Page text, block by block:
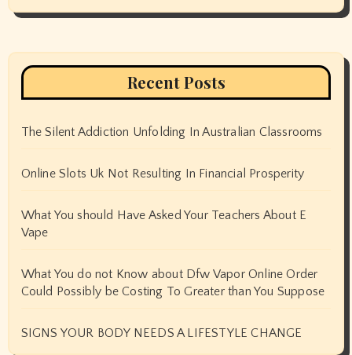
Recent Posts
The Silent Addiction Unfolding In Australian Classrooms
Online Slots Uk Not Resulting In Financial Prosperity
What You should Have Asked Your Teachers About E
Vape
What You do not Know about Dfw Vapor Online Order
Could Possibly be Costing To Greater than You Suppose
SIGNS YOUR BODY NEEDS A LIFESTYLE CHANGE